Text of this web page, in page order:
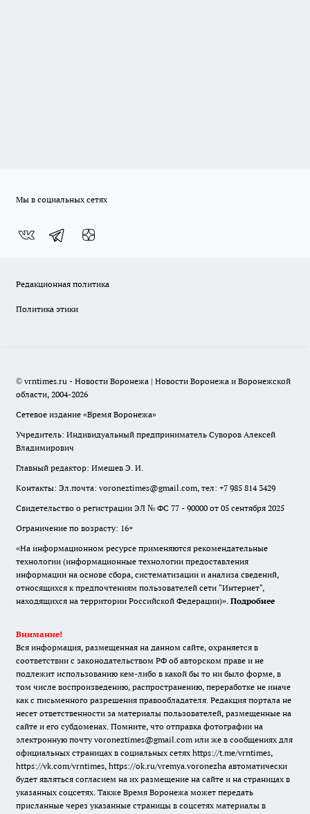
Мы в социальных сетях
Редакционная политика
Политика этики
© vrntimes.ru - Новости Воронежа | Новости Воронежа и Воронежской
области, 2004-2026
Сетевое издание «Время Воронежа»
Учредитель: Индивидуальный предприниматель Суворов Алексей
Владимирович
Главный редактор: Имешев Э. И.
Контакты: Эл.почта: voroneztimes@gmail.com, тел: +7 985 814 3429
Свидетельство о регистрации ЭЛ № ФС 77 - 90000 от 05 сентября 2025
Ограничение по возрасту: 16+
«На информационном ресурсе применяются рекомендательные
технологии (информационные технологии предоставления
информации на основе сбора, систематизации и анализа сведений,
относящихся к предпочтениям пользователей сети "Интернет",
находящихся на территории Российской Федерации)». Подробнее
Внимание!
Вся информация, размещенная на данном сайте, охраняется в
соответствии с законодательством РФ об авторском праве и не
подлежит использованию кем-либо в какой бы то ни было форме, в
том числе воспроизведению, распространению, переработке не иначе
как с письменного разрешения правообладателя. Редакция портала не
несет ответственности за материалы пользователей, размещенные на
сайте и его субдоменах. Помните, что отправка фотографии на
электронную почту voroneztimes@gmail.com или же в сообщениях для
официальных страницах в социальных сетях https://t.me/vrntimes,
https://vk.com/vrntimes, https://ok.ru/vremya.voronezha автоматически
будет являться согласием на их размещение на сайте и на страницах в
указанных соцсетях. Также Время Воронежа может передать
присланные через указанные страницы в соцсетях материалы в